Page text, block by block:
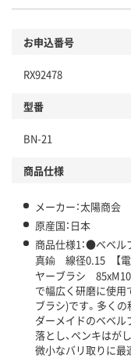
お申込番号
RX92478
型番
BN-21
商品仕様
メーカー：太陽商会
原産国：日本
商品仕様1：●ベベ
真鍮 線径0.15 【
ヤーブラシ
で幅広く研磨に使
ブラシ)です。多く
ダーメイドのベベル
落とし、ペンキはが
微小なバリ取りに最